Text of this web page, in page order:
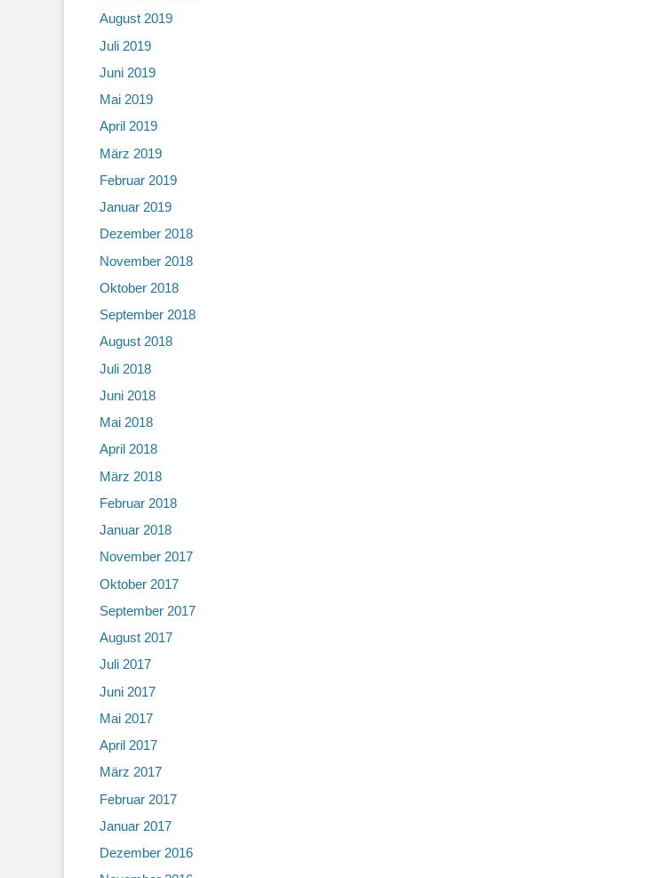
August 2019
Juli 2019
Juni 2019
Mai 2019
April 2019
März 2019
Februar 2019
Januar 2019
Dezember 2018
November 2018
Oktober 2018
September 2018
August 2018
Juli 2018
Juni 2018
Mai 2018
April 2018
März 2018
Februar 2018
Januar 2018
November 2017
Oktober 2017
September 2017
August 2017
Juli 2017
Juni 2017
Mai 2017
April 2017
März 2017
Februar 2017
Januar 2017
Dezember 2016